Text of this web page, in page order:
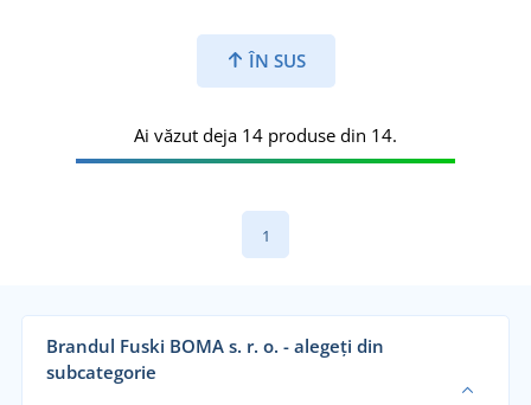
ÎN SUS
Ai văzut deja 14 produse din 14.
1
Brandul Fuski BOMA s. r. o. - alegeți din
subcategorie